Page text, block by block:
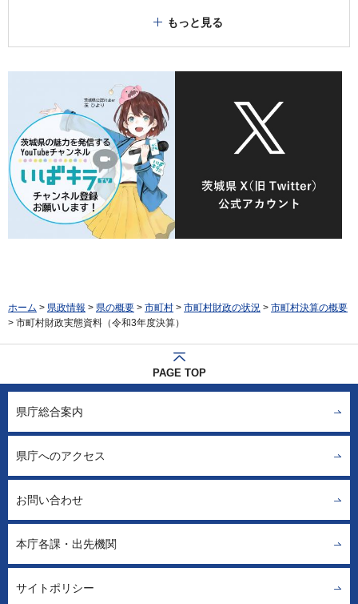
もっと見る
ホーム > 県政情報 > 県の概要 > 市町村 > 市町村財政の状況 > 市町村決算の概要
> 市町村財政実態資料（令和3年度決算）
PAGE TOP
県庁総合案内
県庁へのアクセス
お問い合わせ
本庁各課・出先機関
サイトポリシー